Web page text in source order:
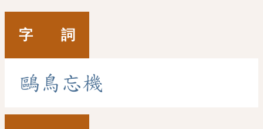
字 詞
鷗 鳥 忘機